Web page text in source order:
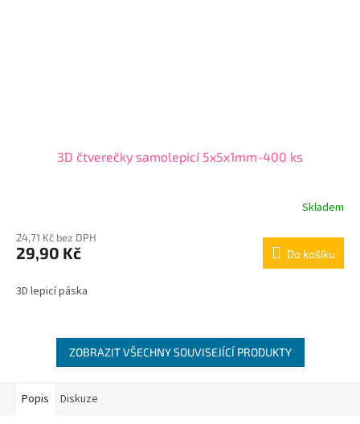
3D čtverečky samolepicí 5x5x1mm-400 ks
Skladem
24,71 Kč bez DPH
29,90 Kč Do košíku
3D lepicí páska
ZOBRAZIT VŠECHNY SOUVISEJÍCÍ PRODUKTY
Popis Diskuze